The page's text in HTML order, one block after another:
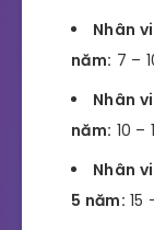
Nhân
năm: 7 –
Nhân
năm: 10 –
Nhân
5 năm: 15